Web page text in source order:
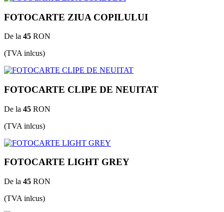
FOTOCARTE ZIUA COPILULUI
De la 45 RON
(TVA inlcus)
FOTOCARTE CLIPE DE NEUITAT
De la 45 RON
(TVA inlcus)
FOTOCARTE LIGHT GREY
De la 45 RON
(TVA inlcus)